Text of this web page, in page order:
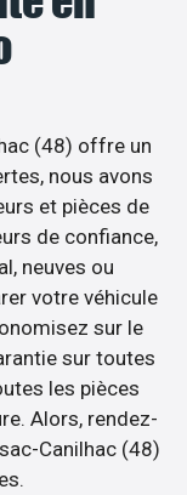
(48) offre un
nous avons
et pièces de
de confiance,
neuves ou
votre véhicule
sur le
sur toutes
les pièces
Alors, rendez-
Canilhac (48)